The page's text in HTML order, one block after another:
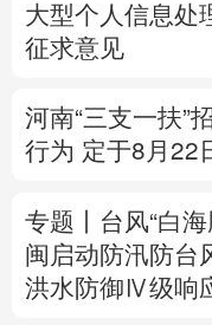
大型个人信息处
征求意见
河南“三支一扶”
行为 定于8月22
专题丨 台风“白
闽启动防汛防台
洪水防御Ⅳ级响